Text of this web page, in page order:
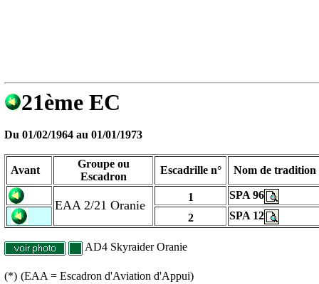
21ème EC
Du 01/02/1964 au 01/01/1973
Avant
Groupe ou
Escadron
Escadrille n° Nom de tradition
EAA 2/21 Oranie
1
SPA 96
2
SPA 12
AD4 Skyraider Oranie
(*) (EAA = Escadron d'Aviation d'Appui)